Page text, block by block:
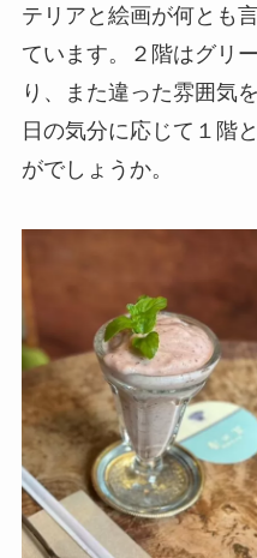
テリアと絵画が何とも
ています。２階はグリ
り、また違った雰囲気
日の気分に応じて１階
がでしょうか。